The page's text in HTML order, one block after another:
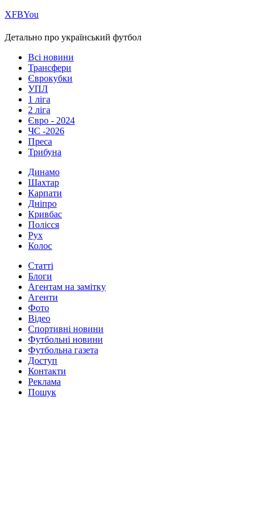
ХFBYou
Детально про український футбол
Всі новини
Трансфери
Єврокубки
УПЛ
1 ліга
2 ліга
Євро - 2024
ЧС -2026
Преса
Трибуна
Динамо
Шахтар
Карпати
Дніпро
Кривбас
Полісся
Рух
Колос
Статті
Блоги
Агентам на замітку
Агенти
Фото
Відео
Спортивні новини
Футбольні новини
Футбольна газета
Доступ
Контакти
Реклама
Пошук